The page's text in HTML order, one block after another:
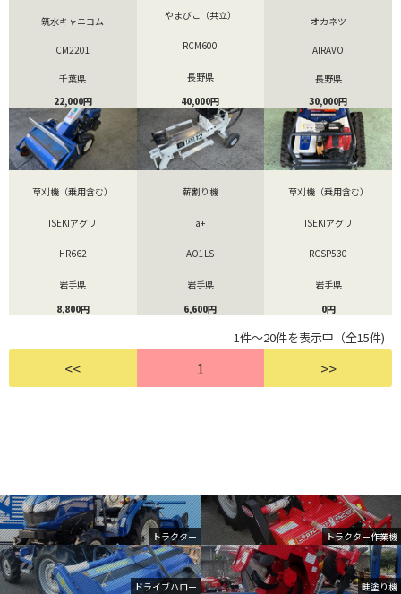
トラクター トラクター作業機
ドライブハロー 畦塗り機
筑水キャニコム
CM2201
千葉県
22,000円
やまびこ（共立）
RCM600
長野県
40,000円
オカネツ
AIRAVO
長野県
30,000円
草刈機（乗用含む）
ISEKIアグリ
HR662
岩手県
8,800円
薪割り機
a+
AO1LS
岩手県
6,600円
草刈機（乗用含む）
ISEKIアグリ
RCSP530
岩手県
0円
1件～20件を表示中（全15件)
<< 1 >>